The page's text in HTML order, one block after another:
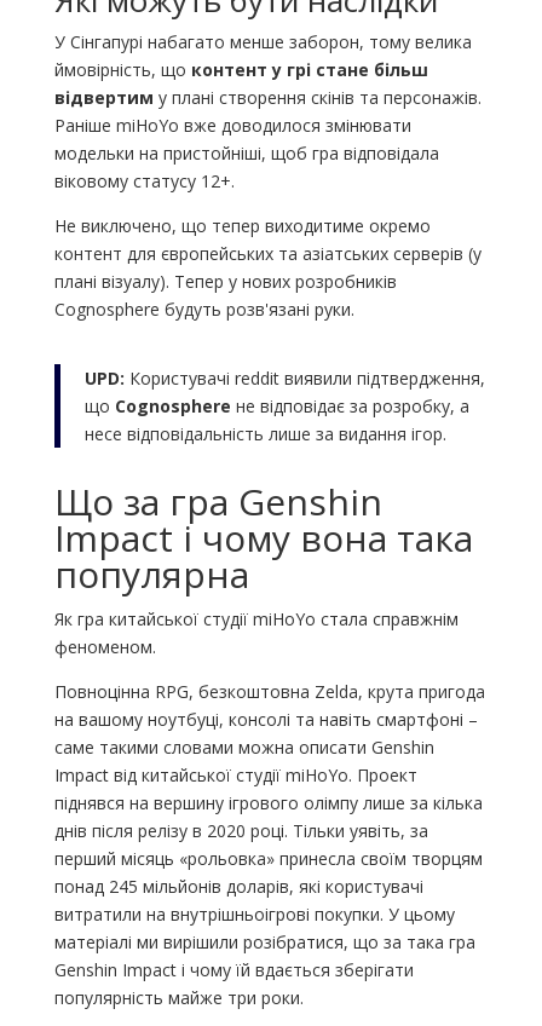
У Сінгапурі набагато менше заборон, тому велика
ймовірність, що контент у грі стане більш
відвертим у плані створення скінів та персонажів.
Раніше miHoYo вже доводилося змінювати
модельки на пристойніші, щоб гра відповідала
віковому статусу 12+.
Не виключено, що тепер виходитиме окремо
контент для європейських та азіатських серверів (у
плані візуалу). Тепер у нових розробників
Cognosphere будуть розв'язані руки.
UPD: Користувачі reddit виявили підтвердження,
що Cognosphere не відповідає за розробку, а
несе відповідальність лише за видання ігор.
Що за гра Genshin
Impact і чому вона така
популярна
Як гра китайської студії miHoYo стала справжнім
феноменом.
Повноцінна RPG, безкоштовна Zelda, крута пригода
на вашому ноутбуці, консолі та навіть смартфоні –
саме такими словами можна описати Genshin
Impact від китайської студії miHoYo. Проект
піднявся на вершину ігрового олімпу лише за кілька
днів після релізу в 2020 році. Тільки уявіть, за
перший місяць «рольовка» принесла своїм творцям
понад 245 мільйонів доларів, які користувачі
витратили на внутрішньоігрові покупки. У цьому
матеріалі ми вирішили розібратися, що за така гра
Genshin Impact і чому їй вдається зберігати
популярність майже три роки.